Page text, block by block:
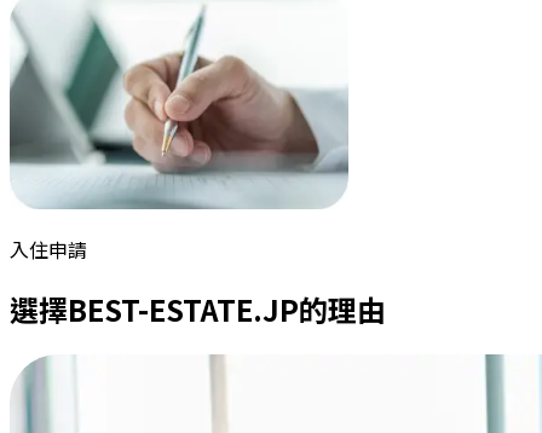
入住申請
選擇BEST-ESTATE.JP的理由